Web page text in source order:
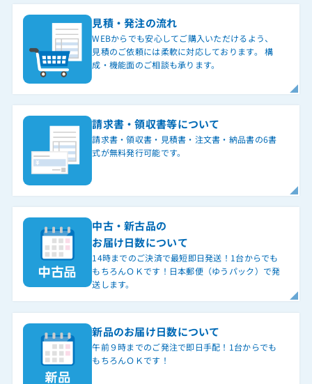
見積・発注の流れ
WEBからでも安心してご購入いただけるよう、
見積のご依頼には柔軟に対応しております。 構
成・機能面のご相談も承ります。
請求書・領収書等について
請求書・領収書・見積書・注文書・納品書の6書
式が無料発行可能です。
中古・新古品の
お届け日数について
14時までのご決済で最短即日発送！1台からでも
もちろんＯＫです！日本郵便（ゆうパック）で発
送します。
新品のお届け日数について
午前９時までのご発注で即日手配！1台からでも
もちろんＯＫです！